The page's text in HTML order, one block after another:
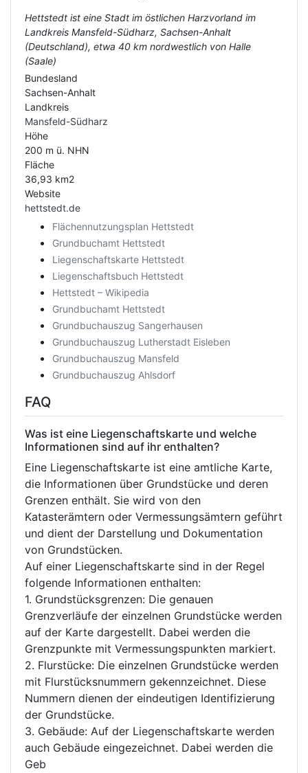
Hettstedt ist eine Stadt im östlichen Harzvorland im
Landkreis Mansfeld-Südharz, Sachsen-Anhalt
(Deutschland), etwa 40 km nordwestlich von Halle
(Saale)
Bundesland
Sachsen-Anhalt
Landkreis
Mansfeld-Südharz
Höhe
200 m ü. NHN
Fläche
36,93 km2
Website
hettstedt.de
Flächennutzungsplan Hettstedt
Grundbuchamt Hettstedt
Liegenschaftskarte Hettstedt
Liegenschaftsbuch Hettstedt
Hettstedt – Wikipedia
Grundbuchamt Hettstedt
Grundbuchauszug Sangerhausen
Grundbuchauszug Lutherstadt Eisleben
Grundbuchauszug Mansfeld
Grundbuchauszug Ahlsdorf
FAQ
Was ist eine Liegenschaftskarte und welche
Informationen sind auf ihr enthalten?
Eine Liegenschaftskarte ist eine amtliche Karte,
die Informationen über Grundstücke und deren
Grenzen enthält. Sie wird von den
Katasterämtern oder Vermessungsämtern geführt
und dient der Darstellung und Dokumentation
von Grundstücken.
Auf einer Liegenschaftskarte sind in der Regel
folgende Informationen enthalten:
1. Grundstücksgrenzen: Die genauen
Grenzverläufe der einzelnen Grundstücke werden
auf der Karte dargestellt. Dabei werden die
Grenzpunkte mit Vermessungspunkten markiert.
2. Flurstücke: Die einzelnen Grundstücke werden
mit Flurstücksnummern gekennzeichnet. Diese
Nummern dienen der eindeutigen Identifizierung
der Grundstücke.
3. Gebäude: Auf der Liegenschaftskarte werden
auch Gebäude eingezeichnet. Dabei werden die
Geb